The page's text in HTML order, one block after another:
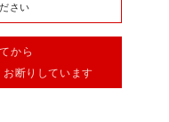
さい
から
断りしています